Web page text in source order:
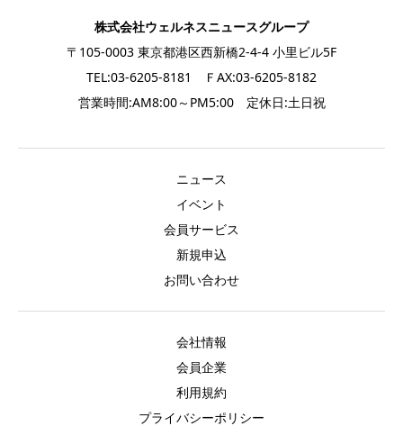
株式会社ウェルネスニュースグループ
〒105-0003 東京都港区西新橋2-4-4 小里ビル5F
TEL:03-6205-8181 ＦAX:03-6205-8182
営業時間:AM8:00～PM5:00 定休日:土日祝
ニュース
イベント
会員サービス
新規申込
お問い合わせ
会社情報
会員企業
利用規約
プライバシーポリシー